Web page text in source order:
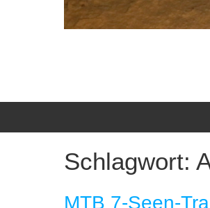
Schlagwort:
MTB 7-Seen-